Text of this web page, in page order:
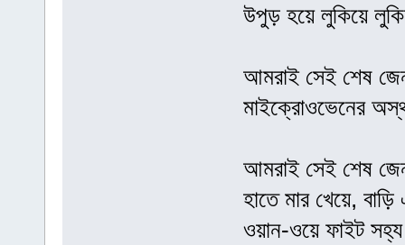
উপুড় হয়ে লুকিয়ে
আমরাই সেই শেষ
মাইক্রোওভেনের
আমরাই সেই শেষ
হাতে মার খেয়ে,
ওয়ান-ওয়ে ফাইট